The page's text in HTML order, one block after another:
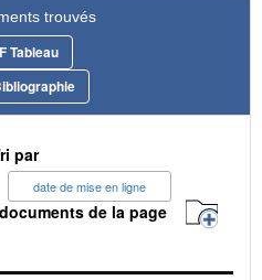
trouvés
Tableau
par
date de mise en ligne
de la page